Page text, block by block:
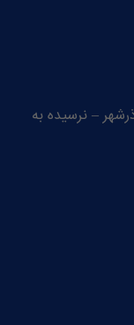
– کیلومتر 10 جاده آذرشهر – نرسیده به